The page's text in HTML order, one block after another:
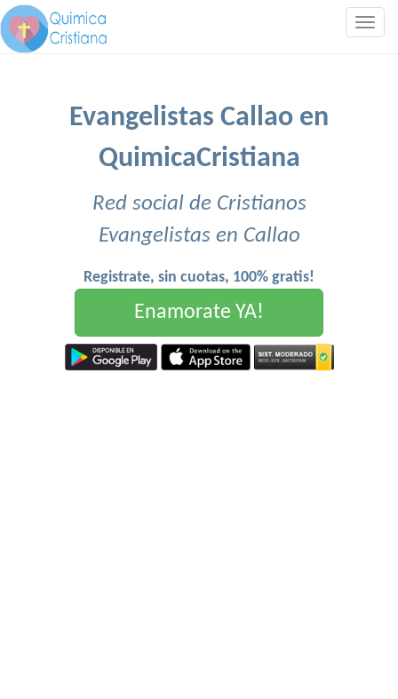
Evangelistas Callao en
QuimicaCristiana
Red social de Cristianos
Evangelistas en Callao
Registrate, sin cuotas, 100% gratis!
Enamorate YA!